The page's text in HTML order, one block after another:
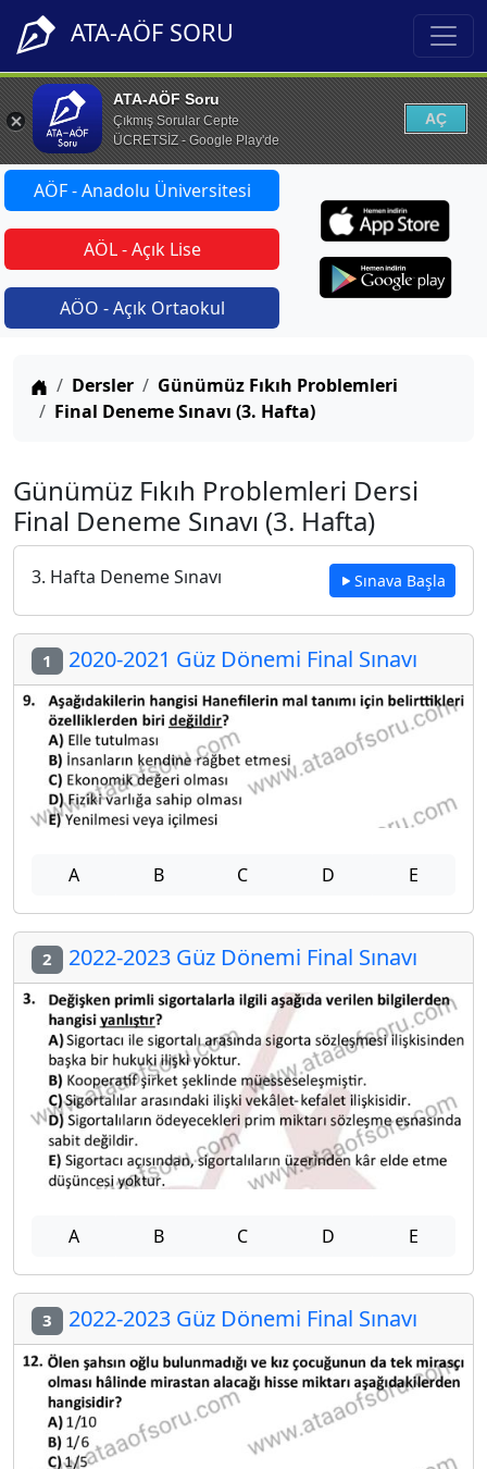
ATA-AÖF SORU
ATA-AÖF Soru
Çıkmış Sorular Cepte
ÜCRETSİZ - Google Play'de
AÇ
AÖF - Anadolu Üniversitesi
AÖL - Açık Lise
AÖO - Açık Ortaokul
Anasayfa
Dersler
Günümüz Fıkıh Problemleri
Final Deneme Sınavı (3. Hafta)
Günümüz Fıkıh Problemleri Dersi
Final Deneme Sınavı (3. Hafta)
3. Hafta Deneme Sınavı Sınava Başla
1 2020-2021 Güz Dönemi Final Sınavı
A B C D E
2 2022-2023 Güz Dönemi Final Sınavı
A B C D E
3 2022-2023 Güz Dönemi Final Sınavı